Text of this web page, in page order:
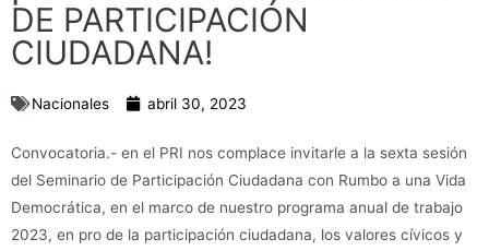
DE PARTICIPACIÓN
CIUDADANA!
Nacionales abril 30, 2023
Convocatoria.- en el PRI nos complace invitarle a la sexta sesión
del Seminario de Participación Ciudadana con Rumbo a una Vida
Democrática, en el marco de nuestro programa anual de trabajo
2023, en pro de la participación ciudadana, los valores cívicos y